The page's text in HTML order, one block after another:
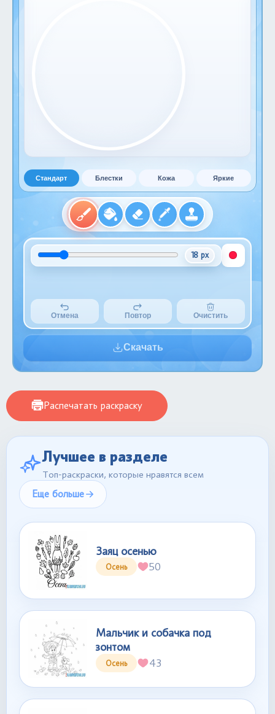
Стандарт Блестки Кожа Яркие
18 px
Отмена Повтор Очистить
Скачать
Распечатать раскраску
Лучшее в разделе
Топ-раскраски, которые нравятся всем
Еще больше
Заяц осенью
Осень 50
Мальчик и собачка под
зонтом
Осень 43